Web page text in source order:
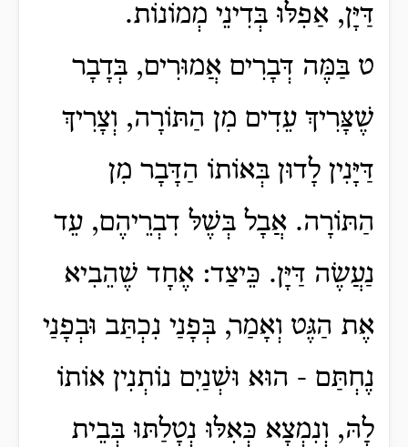
דַּיָּן, אַפִלּוּ בְּדִינֵי מְמוֹנוֹת.
ט בַּמֶּה דְּבָרִים אֲמוּרִים, בְּדָבָר
שֶׁצָּרִיךְ עֵדִים מִן הַתּוֹרָה, וְצָרִיךְ
דַּיָּנִין לָדוּן בְּאוֹתוֹ הַדָּבָר מִן
הַתּוֹרָה. אֲבָל בְּשֶׁלּ דִבְרֵיהֶם, עֵד
נַעֲשֶׂה דַּיָּן. כֵּיצַד: אֶחָד שֶׁהֵבִיא
אֶת הַגֶּט וְאָמַר, בְּפָנַי נִכְתַּב וּבְפָנַי
נֶחְתַּם - הוּא וּשְׁנַיִם נוֹתְנִין אוֹתוֹ
לָהּ, וְנִמְצָא כְּאִלּוּ נְטָלַתּוּ בְּבֵית